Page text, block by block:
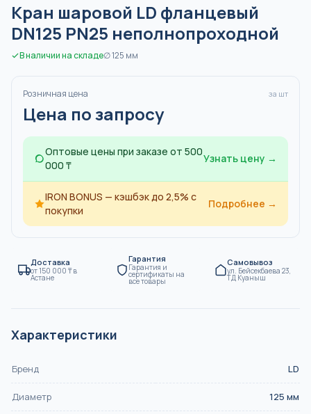
Кран шаровой LD фланцевый
DN125 PN25 неполнопроходной
В наличии на складе∅125 мм
Розничная цена за шт
Цена по запросу
Оптовые цены при заказе от 500
000 ₸
Узнать цену →
IRON BONUS — кэшбэк до 2,5% с
покупки
Подробнее →
Доставка
от150 000 ₸в
Астане
Гарантия
Гарантия и
сертификаты на
все товары
Самовывоз
ул. Бейсекбаева 23,
ТД Куаныш
Характеристики
Бренд LD
Диаметр 125 мм